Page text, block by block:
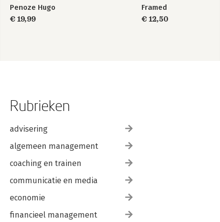
Penoze Hugo
€ 19,99
Framed
€ 12,50
Rubrieken
advisering
algemeen management
coaching en trainen
communicatie en media
economie
financieel management